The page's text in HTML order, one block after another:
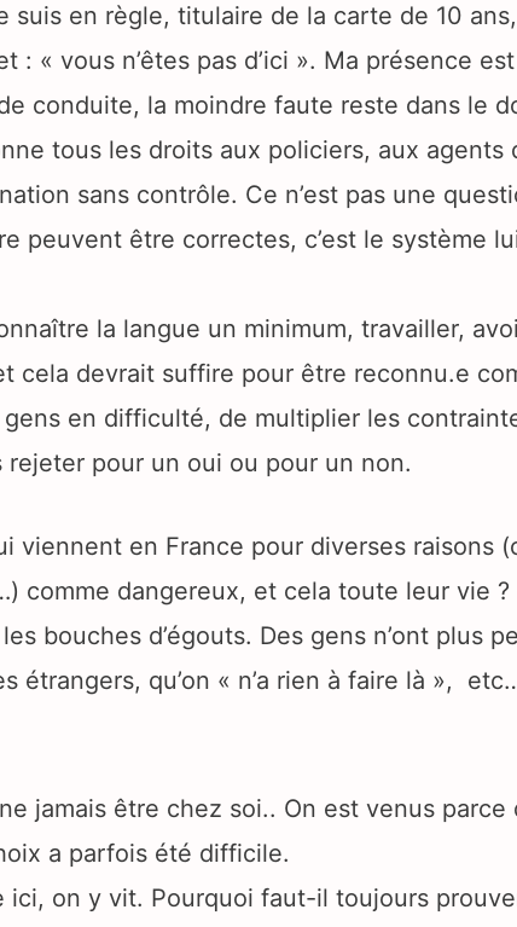
suis en règle, titulaire de la carte de 10 ans,
: « vous n’êtes pas d’ici ». Ma présence
conduite, la moindre faute reste dans le
tous les droits aux policiers, aux agents
sans contrôle. Ce n’est pas une
peuvent être correctes, c’est le système
la langue un minimum, travailler,
cela devrait suffire pour être reconnu.e
en difficulté, de multiplier les
pour un oui ou pour un non.
viennent en France pour diverses raisons
comme dangereux, et cela toute leur vie ?
bouches d’égouts. Des gens n’ont plus
étrangers, qu’on « n’a rien à faire là »,
jamais être chez soi.. On est venus parce
a parfois été difficile.
ici, on y vit. Pourquoi faut-il toujours